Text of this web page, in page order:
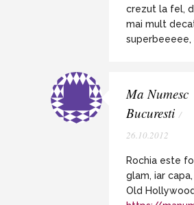
crezut la fel,
mai mult
superbeeeee,
Ma Numesc
Bucuresti /
26.10.2012
Rochia este
glam, iar
Old